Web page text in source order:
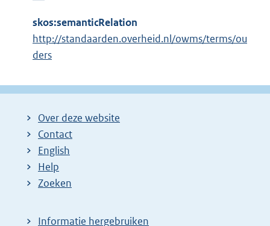
skos:semanticRelation
http://standaarden.overheid.nl/owms/terms/ou
ders
Over deze website
Contact
English
Help
Zoeken
Informatie hergebruiken